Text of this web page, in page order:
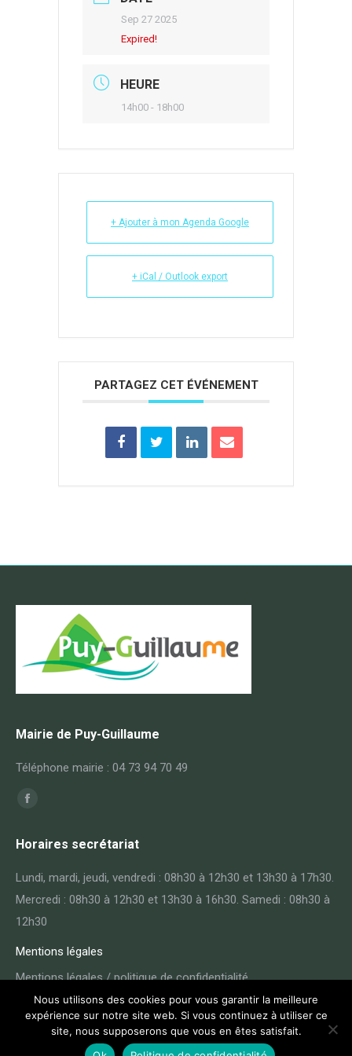
Sep 27 2025
Expired!
HEURE
14h00 - 18h00
+ Ajouter à mon Agenda Google
+ iCal / Outlook export
PARTAGEZ CET ÉVÉNEMENT
Mairie de Puy-Guillaume
Téléphone mairie : 04 73 94 70 49
Trouvez nous sur :
Facebook
opens
Horaires secrétariat
Lundi, mardi, jeudi, vendredi : 08h30 à 12h30 et 13h30 à 17h30.
Mercredi : 08h30 à 12h30 et 13h30 à 16h30. Samedi : 08h30 à
12h30
Mentions légales
Mentions légales / politique de confidentialité
Nous utilisons des cookies pour vous garantir la meilleure
expérience sur notre site web. Si vous continuez à utiliser ce
site, nous supposerons que vous en êtes satisfait.